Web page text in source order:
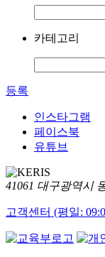
카테고리
등록
인스타그램
페이스북
유튜브
41061 대구광역시
고객센터 (평일: